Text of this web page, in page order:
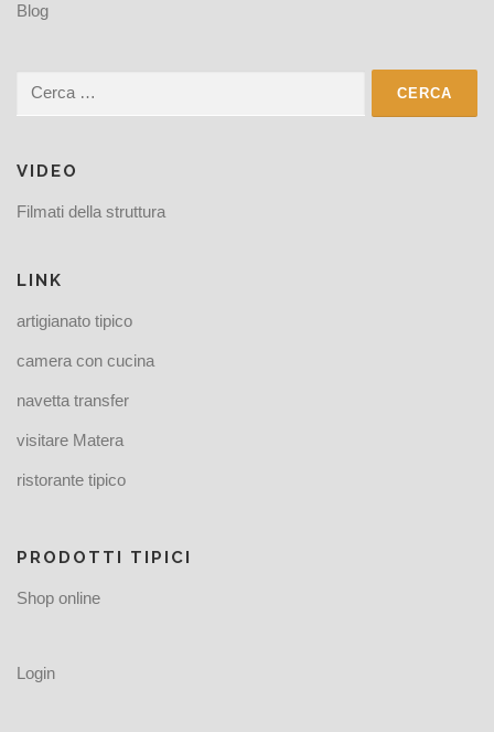
Blog
Ricerca
per:
VIDEO
Filmati della struttura
LINK
artigianato tipico
camera con cucina
navetta transfer
visitare Matera
ristorante tipico
PRODOTTI TIPICI
Shop online
Login